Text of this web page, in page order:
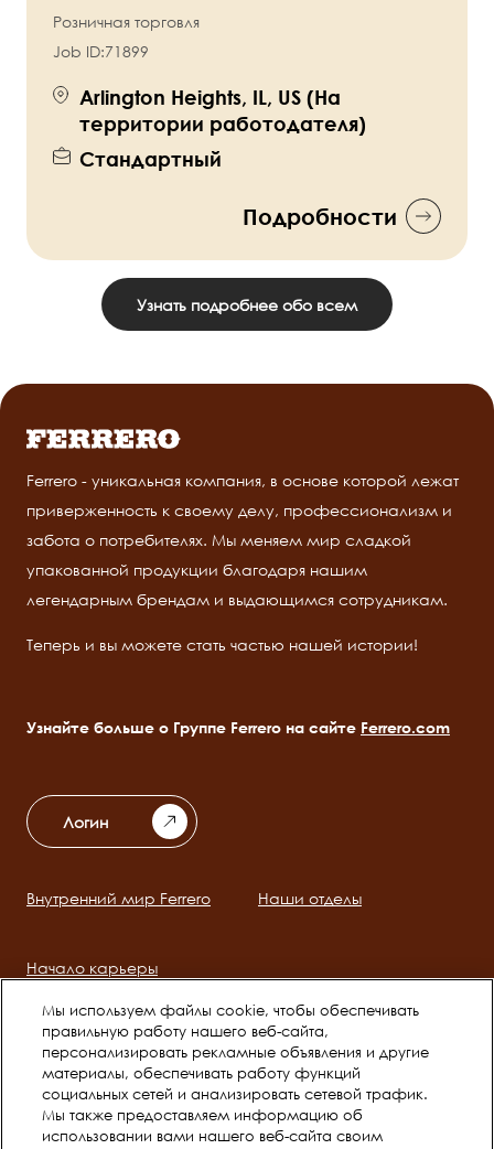
Розничная торговля
Job ID:71899
Arlington Heights, IL, US (На
территории работодателя)
Стандартный
Подробности
Узнать подробнее обо всем
Ferrero - уникальная компания, в основе которой лежат
приверженность к своему делу, профессионализм и
забота о потребителях. Мы меняем мир сладкой
упакованной продукции благодаря нашим
легендарным брендам и выдающимся сотрудникам.
Теперь и вы можете стать частью нашей истории!
Узнайте больше о Группе Ferrero на сайте Ferrero.com
Логин
Main
Внутренний мир Ferrero Наши отделы
Начало карьеры
Social
channels
mobile
Мы используем файлы cookie, чтобы обеспечивать
правильную работу нашего веб-сайта,
персонализировать рекламные объявления и другие
материалы, обеспечивать работу функций
социальных сетей и анализировать сетевой трафик.
Мы также предоставляем информацию об
использовании вами нашего веб-сайта своим